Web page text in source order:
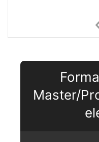
Master/